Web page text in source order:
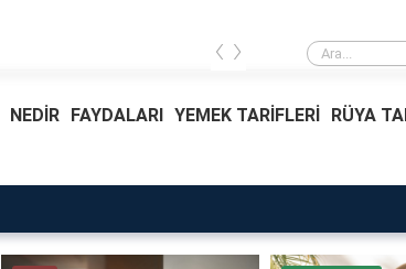
Rüyada Ablamı
‹ ›
NEDİR FAYDALARI YEMEK TARİFLERİ RÜYA